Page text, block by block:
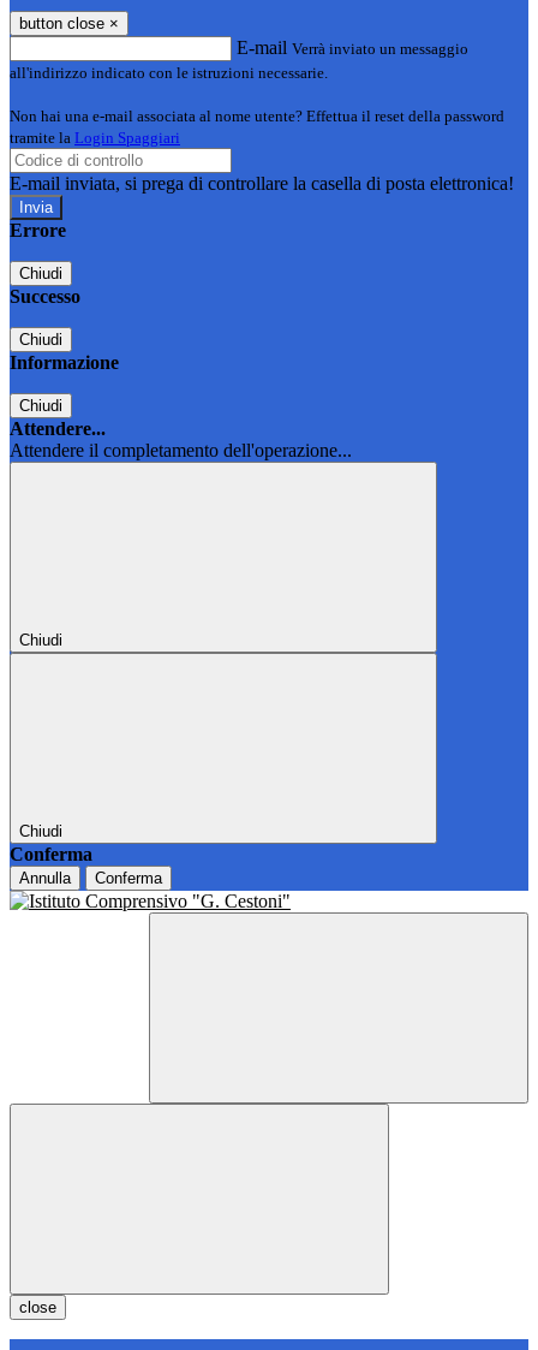
button close ×
E-mail Verrà inviato un messaggio
all'indirizzo indicato con le istruzioni necessarie.
Non hai una e-mail associata al nome utente? Effettua il reset della password
tramite la Login Spaggiari
E-mail inviata, si prega di controllare la casella di posta elettronica!
Errore
Chiudi
Successo
Chiudi
Informazione
Chiudi
Attendere...
Attendere il completamento dell'operazione...
Chiudi
Chiudi
Conferma
Annulla Conferma
close